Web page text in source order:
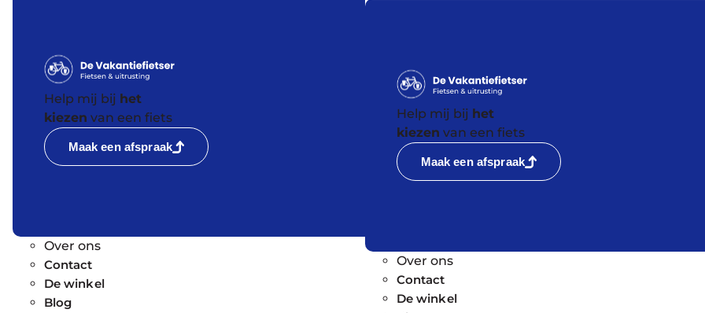
Help mij bij het
kiezen van een fiets
Maak een afspraak
Over ons
Contact
De winkel
Blog
Help mij bij het
kiezen van een fiets
Maak een afspraak
Over ons
Contact
De winkel